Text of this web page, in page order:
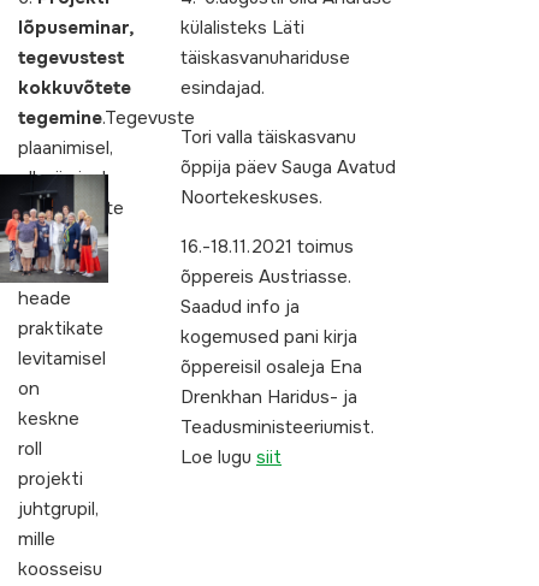
külalisteks Läti
täiskasvanuhariduse
esindajad.
Tori valla täiskasvanu
õppija päev Sauga Avatud
Noortekeskuses.
16.-18.11.2021 toimus
õppereis Austriasse.
Saadud info ja
kogemused pani kirja
õppereisil osaleja Ena
Drenkhan Haridus- ja
Teadusministeeriumist.
Loe lugu siit
lõpuseminar,
tegevustest
kokkuvõtete
tegemine.Tegevuste
plaanimisel,
elluviimisel,
kokkuvõtete
tegemisel
ja
heade
praktikate
levitamisel
on
keskne
roll
projekti
juhtgrupil,
mille
koosseisu